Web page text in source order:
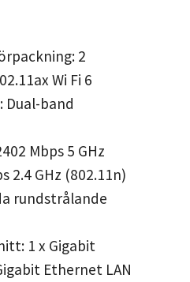
2
Wi Fi 6
Dual-band
Mbps 5 GHz
2.4 GHz (802.11n)
rundstrålande
1 x Gigabit
Ethernet LAN